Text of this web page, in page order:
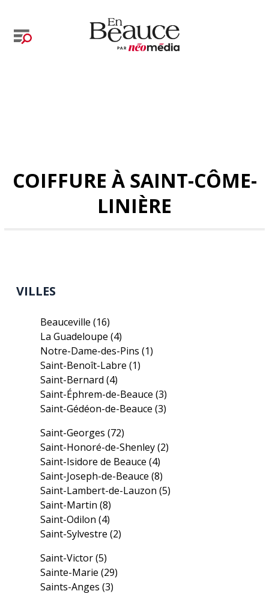
COIFFURE À SAINT-CÔME-
LINIÈRE
VILLES
Beauceville(16)
La Guadeloupe(4)
Notre-Dame-des-Pins(1)
Saint-Benoît-Labre(1)
Saint-Bernard(4)
Saint-Éphrem-de-Beauce(3)
Saint-Gédéon-de-Beauce(3)
Saint-Georges(72)
Saint-Honoré-de-Shenley(2)
Saint-Isidore de Beauce(4)
Saint-Joseph-de-Beauce(8)
Saint-Lambert-de-Lauzon(5)
Saint-Martin(8)
Saint-Odilon(4)
Saint-Sylvestre(2)
Saint-Victor(5)
Sainte-Marie(29)
Saints-Anges(3)